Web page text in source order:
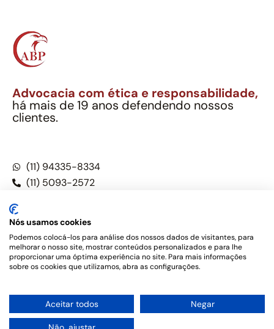
Advocacia com ética e responsabilidade,
há mais de 19 anos defendendo nossos
clientes.
(11) 94335-8334
(11) 5093-2572
Este site não é um produto Meta Platforms, Inc., Google LLC,
tampouco oferece serviços públicos oficiais. Somos um
o Código de Ética e Disciplina da OAB do Brasil – Alexandre
Berthe Pinto Soc. de Adv, OAB/SP nº 22477 –Política de
Privacidade e Termos de uso
Nós usamos cookies
Podemos colocá-los para análise dos nossos dados de visitantes, para
melhorar o nosso site, mostrar conteúdos personalizados e para lhe
proporcionar uma óptima experiência no site. Para mais informações
sobre os cookies que utilizamos, abra as configurações.
Aceitar todos Negar